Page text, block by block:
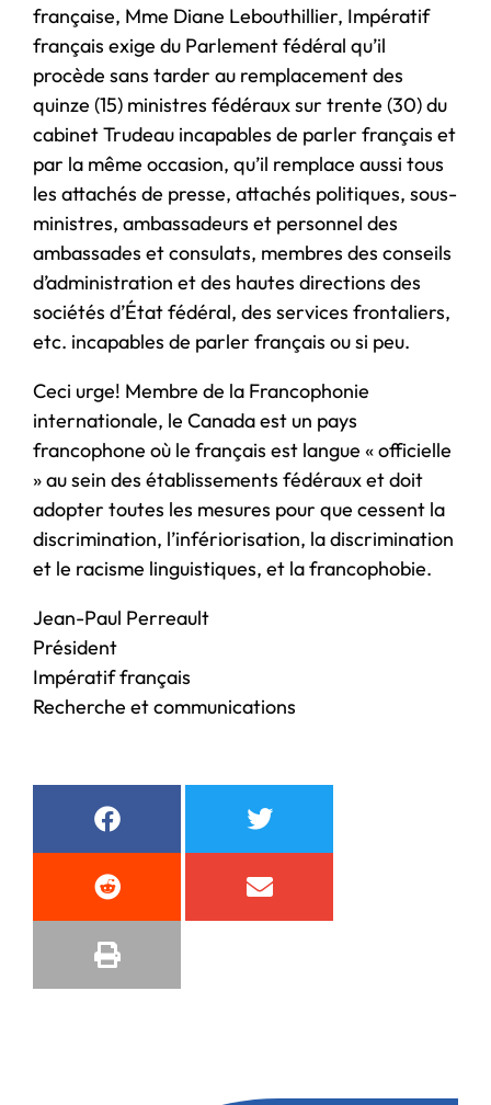
française, Mme Diane Lebouthillier, Impératif
français exige du Parlement fédéral qu’il
procède sans tarder au remplacement des
quinze (15) ministres fédéraux sur trente (30) du
cabinet Trudeau incapables de parler français et
par la même occasion, qu’il remplace aussi tous
les attachés de presse, attachés politiques, sous-
ministres, ambassadeurs et personnel des
ambassades et consulats, membres des conseils
d’administration et des hautes directions des
sociétés d’État fédéral, des services frontaliers,
etc. incapables de parler français ou si peu.
Ceci urge! Membre de la Francophonie
internationale, le Canada est un pays
francophone où le français est langue « officielle
» au sein des établissements fédéraux et doit
adopter toutes les mesures pour que cessent la
discrimination, l’infériorisation, la discrimination
et le racisme linguistiques, et la francophobie.
Jean-Paul Perreault
Président
Impératif français
Recherche et communications